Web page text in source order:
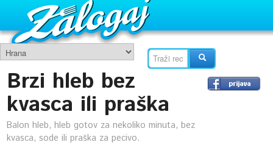
Brzi hleb bez
kvasca ili praška
Balon hleb, hleb gotov za nekoliko minuta, bez
kvasca, sode ili praška za pecivo.